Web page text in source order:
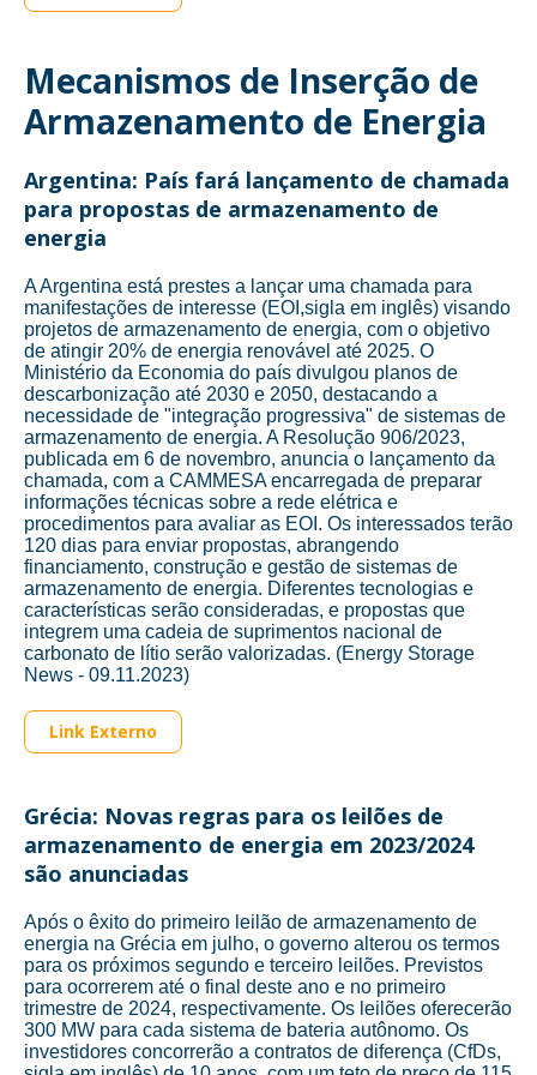
Mecanismos de Inserção de
Armazenamento de Energia
Argentina: País fará lançamento de chamada
para propostas de armazenamento de
energia
A Argentina está prestes a lançar uma chamada para
manifestações de interesse (EOI,sigla em inglês) visando
projetos de armazenamento de energia, com o objetivo
de atingir 20% de energia renovável até 2025. O
Ministério da Economia do país divulgou planos de
descarbonização até 2030 e 2050, destacando a
necessidade de "integração progressiva" de sistemas de
armazenamento de energia. A Resolução 906/2023,
publicada em 6 de novembro, anuncia o lançamento da
chamada, com a CAMMESA encarregada de preparar
informações técnicas sobre a rede elétrica e
procedimentos para avaliar as EOI. Os interessados terão
120 dias para enviar propostas, abrangendo
financiamento, construção e gestão de sistemas de
armazenamento de energia. Diferentes tecnologias e
características serão consideradas, e propostas que
integrem uma cadeia de suprimentos nacional de
carbonato de lítio serão valorizadas. (Energy Storage
News - 09.11.2023)
Link Externo
Grécia: Novas regras para os leilões de
armazenamento de energia em 2023/2024
são anunciadas
Após o êxito do primeiro leilão de armazenamento de
energia na Grécia em julho, o governo alterou os termos
para os próximos segundo e terceiro leilões. Previstos
para ocorrerem até o final deste ano e no primeiro
trimestre de 2024, respectivamente. Os leilões oferecerão
300 MW para cada sistema de bateria autônomo. Os
investidores concorrerão a contratos de diferença (CfDs,